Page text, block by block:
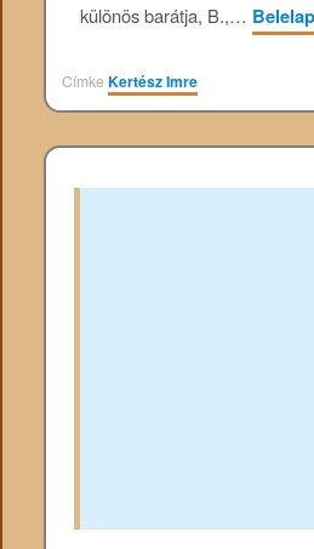
különös barátja, B.,…
CímkeKertész Imre